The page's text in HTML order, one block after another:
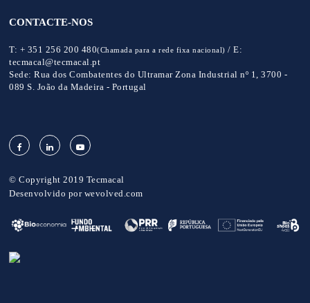
CONTACTE-NOS
T: + 351 256 200 480(Chamada para a rede fixa nacional) /E:
tecmacal@tecmacal.pt
Sede: Rua dos Combatentes do Ultramar Zona Industrial nº 1, 3700 -
089 S. João da Madeira - Portugal
© Copyright 2019 Tecmacal
Desenvolvido por wevolved.com